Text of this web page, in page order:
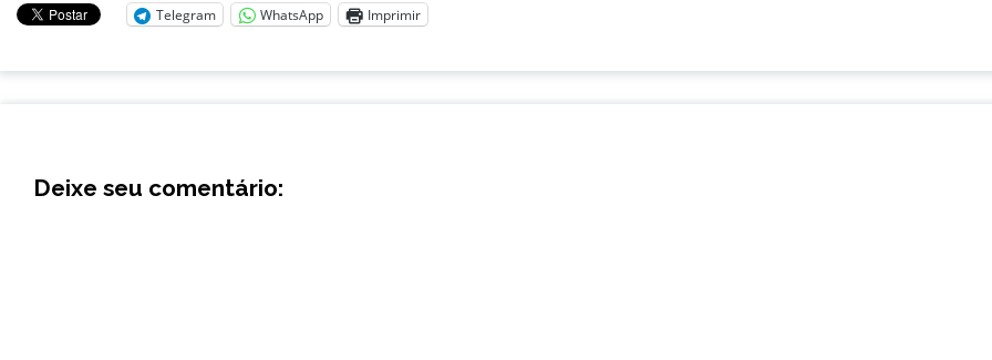
Telegram WhatsApp Imprimir
Deixe seu comentário: